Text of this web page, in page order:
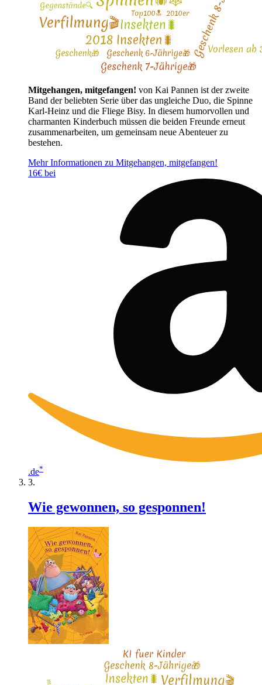
Mitgehangen, mitgefangen! von Kai Pannen ist der zweite
Band der beliebten Serie über das ungleiche Duo, die Spinne
Karl-Heinz und die Fliege Bisy. In diesem humorvollen und
charmanten Kinderbuch müssen die beiden Freunde erneut
zusammenarbeiten, um gemeinsam neue Abenteuer zu
bestehen.
Mehr Informationen zu Mitgehangen, mitgefangen!
16€ bei
.de*
Wie gewonnen, so gesponnen!